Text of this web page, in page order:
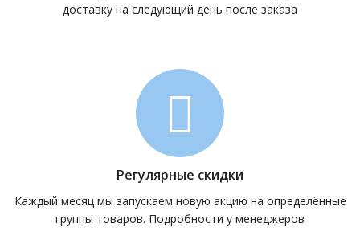
доставку на следующий день после заказа
Регулярные скидки
Каждый месяц мы запускаем новую акцию на определённые
группы товаров. Подробности у менеджеров